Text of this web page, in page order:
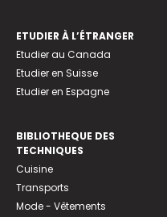
ETUDIER À L’ÉTRANGER
Etudier au Canada
Etudier en Suisse
Etudier en Espagne
BIBLIOTHEQUE DES
TECHNIQUES
Cuisine
Transports
Mode - Vêtements